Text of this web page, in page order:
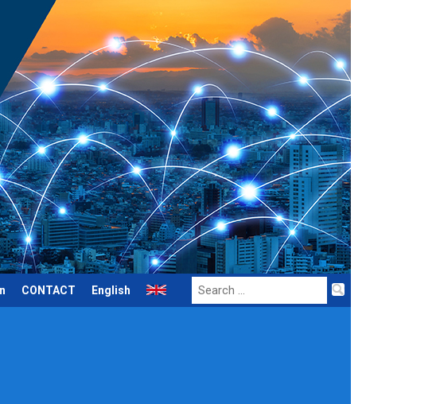
CONTACT English
Search
for: